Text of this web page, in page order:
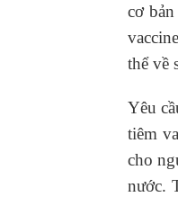
cơ
thể về
Yêu
tiêm
cho
nước.